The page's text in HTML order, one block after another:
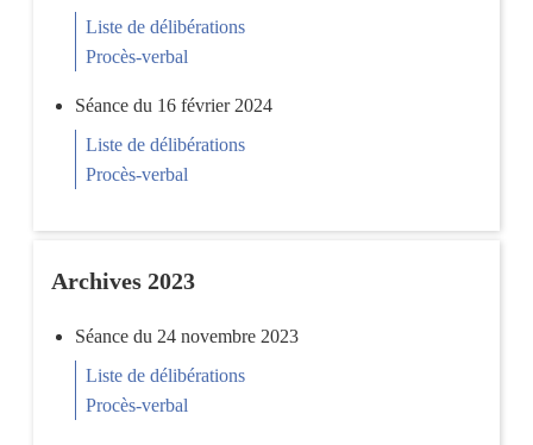
Liste de délibérations
Procès-verbal
Séance du 16 février 2024
Liste de délibérations
Procès-verbal
Archives 2023
Séance du 24 novembre 2023
Liste de délibérations
Procès-verbal